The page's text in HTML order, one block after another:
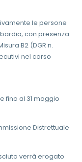
le persone
con presenza
B2 (DGR n.
nel corso
fino al 31 maggio
Distrettuale
verrà erogato